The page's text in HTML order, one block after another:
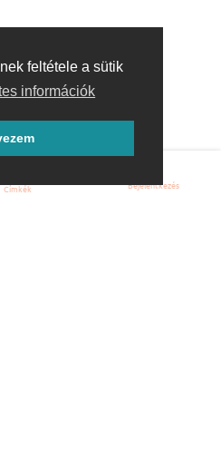
feltétele a sütik
információk
Címkék Bejelentkezés